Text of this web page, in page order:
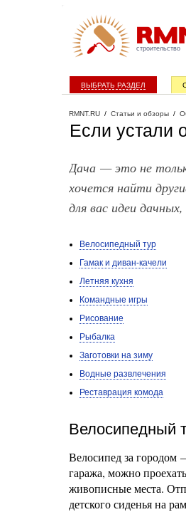
строительство
ВЫБРАТЬ РАЗДЕЛ
RMNT.RU / Статьи и обзоры /
Если устали
Дача — это не
хочется найти
для вас идеи
Велосипедный тур
Гамак и диван-качели
Летняя кухня
Командные игры
Рисование
Рыбалка
Заготовки на зиму
Водные развлечения
Реставрация комода
Велосипедный
Велосипед за городом
гаража, можно
живописные места.
детского сиденья на